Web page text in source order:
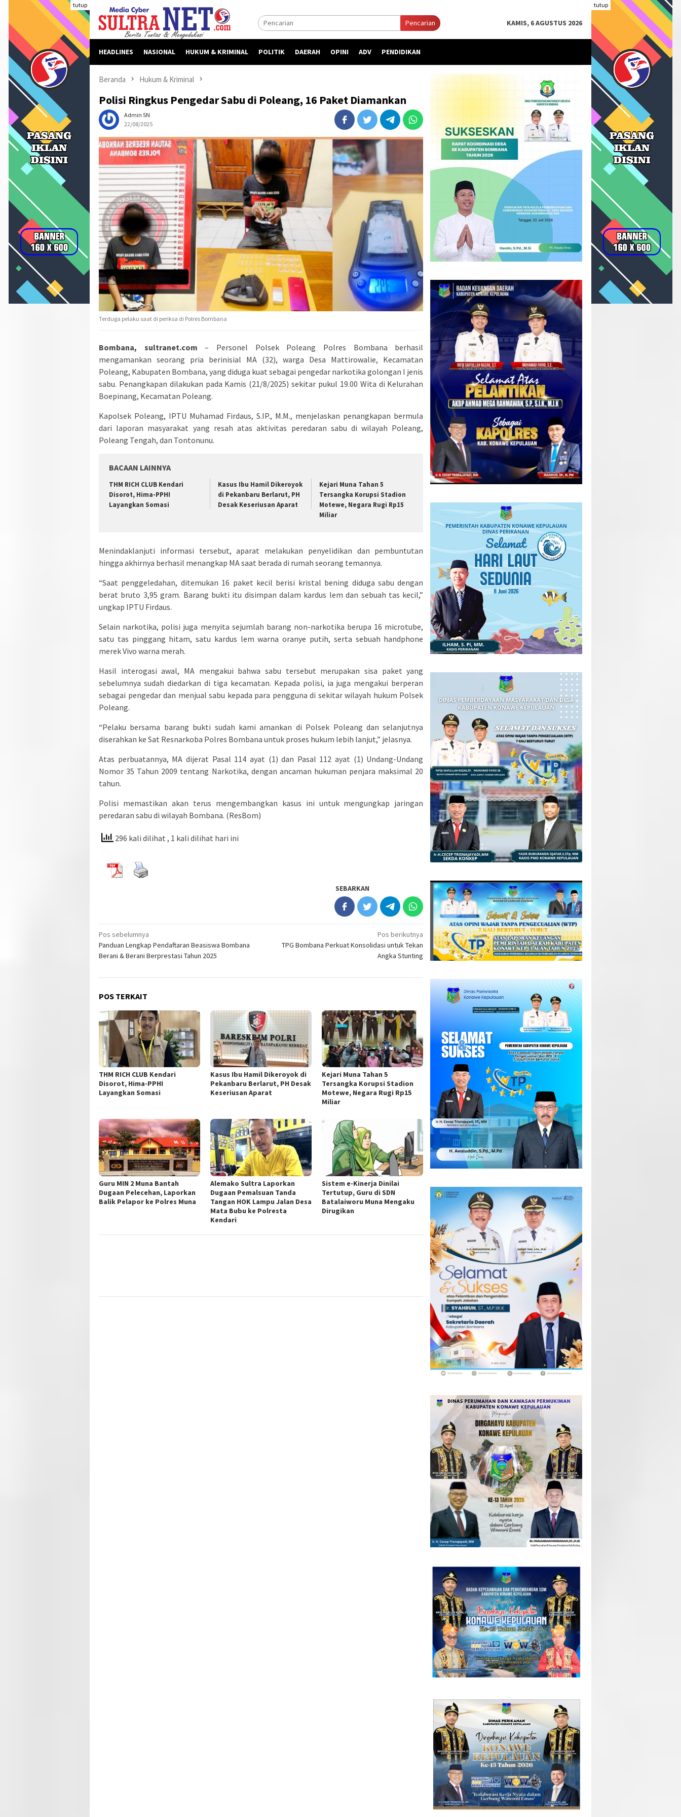
konten
tutup tutup
Pencarian KAMIS, 6 AGUSTUS 2026
HEADLINES NASIONAL HUKUM & KRIMINAL POLITIK DAERAH OPINI ADV PENDIDIKAN
Beranda Hukum & Kriminal
Polisi Ringkus Pengedar Sabu di Poleang, 16 Paket Diamankan
Admin SN
22/08/2025
Terduga pelaku saat di periksa di Polres Bombana
Bombana, sultranet.com – Personel Polsek Poleang Polres Bombana berhasil
mengamankan seorang pria berinisial MA (32), warga Desa Mattirowalie, Kecamatan
Poleang, Kabupaten Bombana, yang diduga kuat sebagai pengedar narkotika golongan I jenis
sabu. Penangkapan dilakukan pada Kamis (21/8/2025) sekitar pukul 19.00 Wita di Kelurahan
Boepinang, Kecamatan Poleang.
Kapolsek Poleang, IPTU Muhamad Firdaus, S.IP., M.M., menjelaskan penangkapan bermula
dari laporan masyarakat yang resah atas aktivitas peredaran sabu di wilayah Poleang,
Poleang Tengah, dan Tontonunu.
BACAAN LAINNYA
THM RICH CLUB Kendari
Disorot, Hima-PPHI
Layangkan Somasi
Kasus Ibu Hamil Dikeroyok
di Pekanbaru Berlarut, PH
Desak Keseriusan Aparat
Kejari Muna Tahan 5
Tersangka Korupsi Stadion
Motewe, Negara Rugi Rp15
Miliar
Menindaklanjuti informasi tersebut, aparat melakukan penyelidikan dan pembuntutan
hingga akhirnya berhasil menangkap MA saat berada di rumah seorang temannya.
“Saat penggeledahan, ditemukan 16 paket kecil berisi kristal bening diduga sabu dengan
berat bruto 3,95 gram. Barang bukti itu disimpan dalam kardus lem dan sebuah tas kecil,”
ungkap IPTU Firdaus.
Selain narkotika, polisi juga menyita sejumlah barang non-narkotika berupa 16 microtube,
satu tas pinggang hitam, satu kardus lem warna oranye putih, serta sebuah handphone
merek Vivo warna merah.
Hasil interogasi awal, MA mengakui bahwa sabu tersebut merupakan sisa paket yang
sebelumnya sudah diedarkan di tiga kecamatan. Kepada polisi, ia juga mengakui berperan
sebagai pengedar dan menjual sabu kepada para pengguna di sekitar wilayah hukum Polsek
Poleang.
“Pelaku bersama barang bukti sudah kami amankan di Polsek Poleang dan selanjutnya
diserahkan ke Sat Resnarkoba Polres Bombana untuk proses hukum lebih lanjut,” jelasnya.
Atas perbuatannya, MA dijerat Pasal 114 ayat (1) dan Pasal 112 ayat (1) Undang-Undang
Nomor 35 Tahun 2009 tentang Narkotika, dengan ancaman hukuman penjara maksimal 20
tahun.
Polisi memastikan akan terus mengembangkan kasus ini untuk mengungkap jaringan
peredaran sabu di wilayah Bombana. (ResBom)
296 kali dilihat , 1 kali dilihat hari ini
SEBARKAN
Navigasi
pos
Pos sebelumnya
Panduan Lengkap Pendaftaran Beasiswa Bombana
Berani & Berani Berprestasi Tahun 2025
Pos berikutnya
TPG Bombana Perkuat Konsolidasi untuk Tekan
Angka Stunting
POS TERKAIT
THM RICH CLUB Kendari
Disorot, Hima-PPHI
Layangkan Somasi
Kasus Ibu Hamil Dikeroyok di
Pekanbaru Berlarut, PH Desak
Keseriusan Aparat
Kejari Muna Tahan 5
Tersangka Korupsi Stadion
Motewe, Negara Rugi Rp15
Miliar
Guru MIN 2 Muna Bantah
Dugaan Pelecehan, Laporkan
Balik Pelapor ke Polres Muna
Alemako Sultra Laporkan
Dugaan Pemalsuan Tanda
Tangan HOK Lampu Jalan Desa
Mata Bubu ke Polresta
Kendari
Sistem e-Kinerja Dinilai
Tertutup, Guru di SDN
Batalaiworu Muna Mengaku
Dirugikan